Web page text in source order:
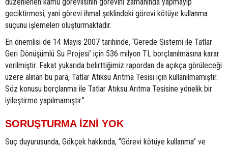
geciktirmesi, yani görevi ihmal şeklindeki görevi kötüye kullanma
suçunu işlemeleri oluşturmaktadır.
En önemlisi de 14 Mayıs 2007 tarihinde, ‘Gerede Sistemi ile Tatlar
Geri Dönüşümlü Su Projesi’ için 536 milyon TL borçlanılmasına karar
verilmiştir. Fakat yukarıda belirttiğimiz rapordan da açıkça görüleceği
üzere alınan bu para, Tatlar Atıksu Arıtma Tesisi için kullanılmamıştır.
Söz konusu borçlanma ile Tatlar Atıksu Arıtma Tesisine yönelik bir
iyileştirme yapılmamıştır.”
SORUŞTURMA İZNİ YOK
Suç duyurusunda, Gökçek hakkında, “Görevi kötüye kullanma” ve